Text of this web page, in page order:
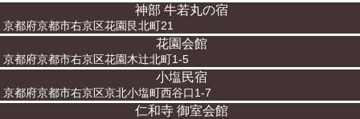
神部 牛若丸の宿
京都府京都市右京区花園艮北町21
花園会館
京都府京都市右京区花園木辻北町1-5
小塩民宿
京都府京都市右京区京北小塩町西谷口1-7
仁和寺 御室会館